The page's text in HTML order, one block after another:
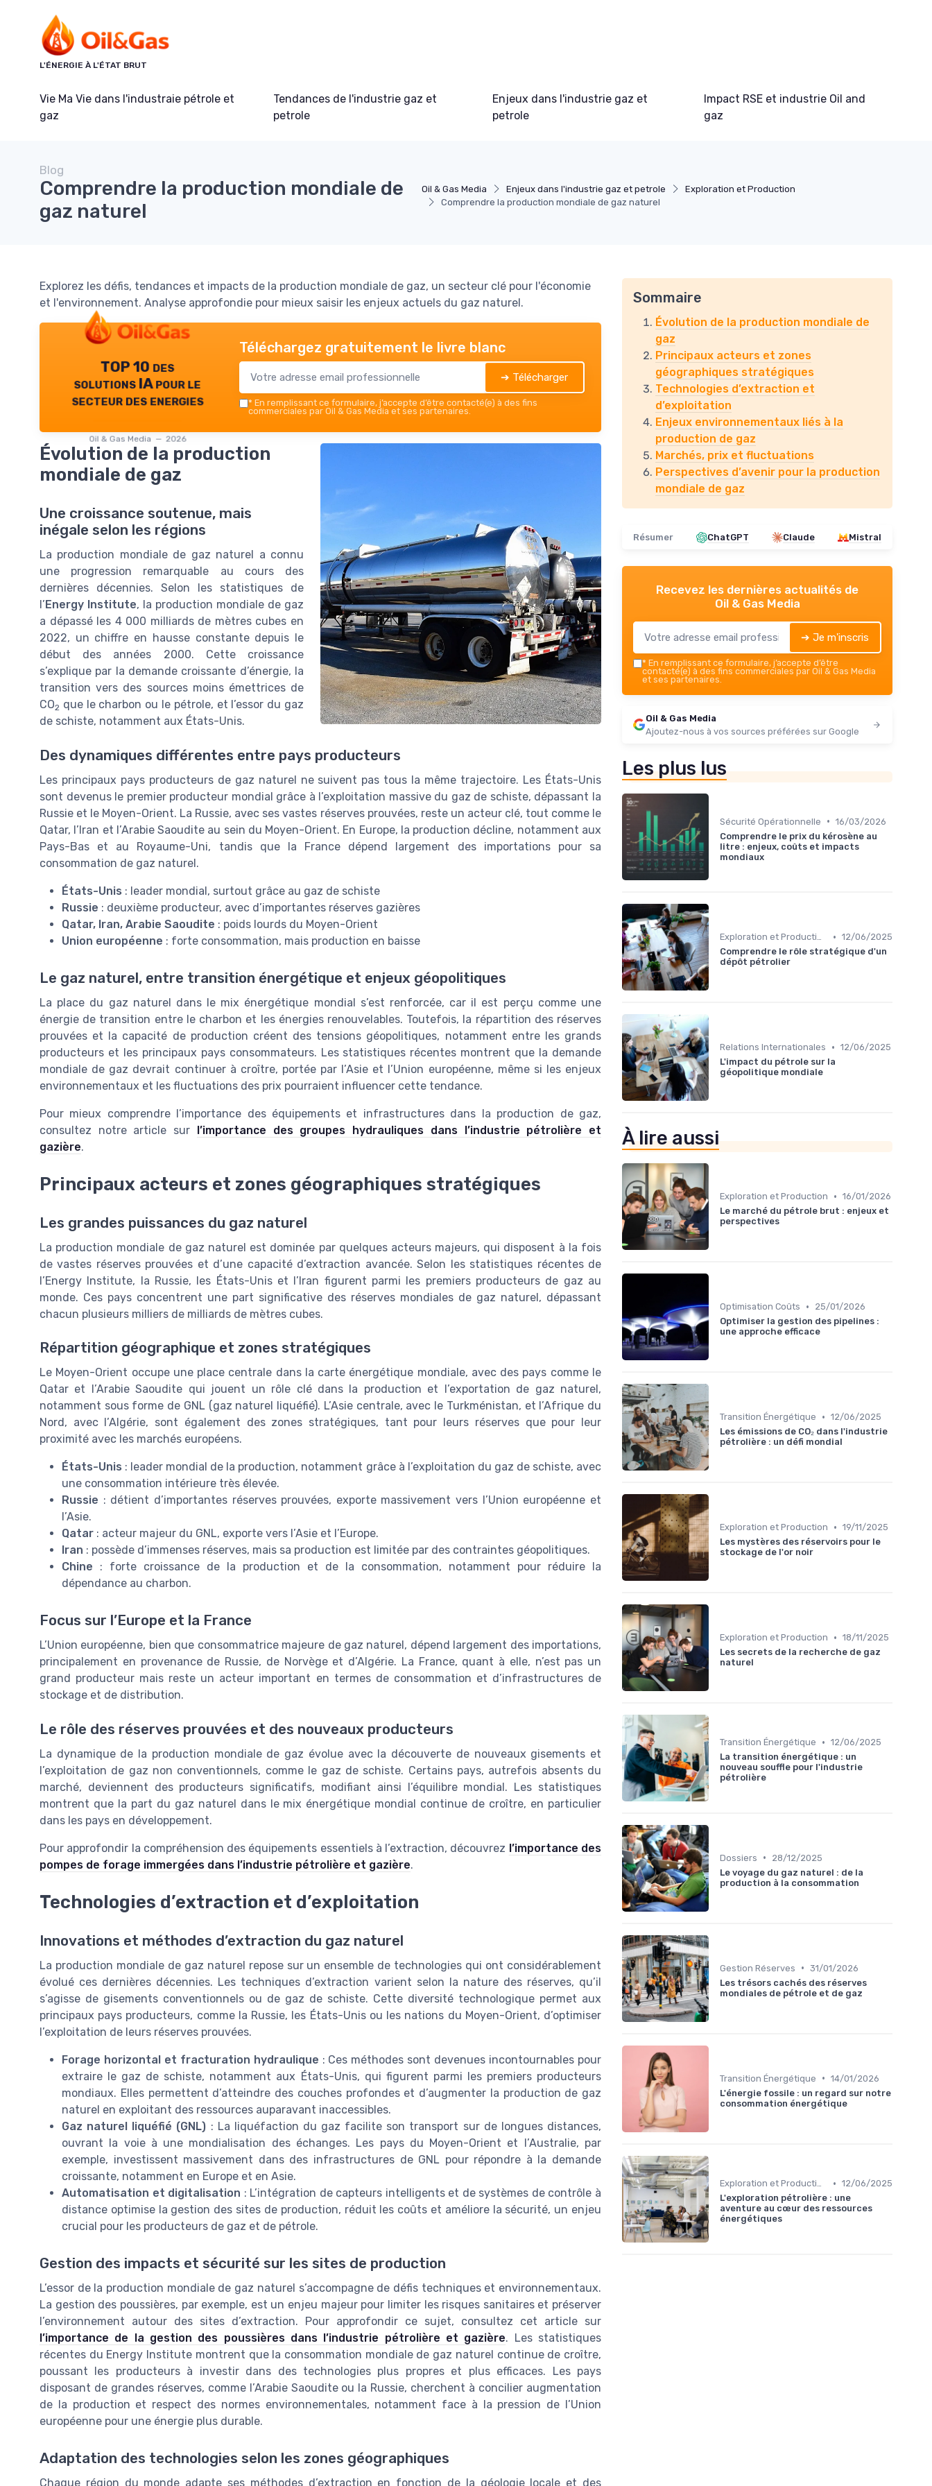
L'ÉNERGIE À L'ÉTAT BRUT
Vie Ma Vie dans l'industraie pétrole et
gaz
Tendances de l'industrie gaz et
petrole
Enjeux dans l'industrie gaz et
petrole
Impact RSE et industrie Oil and
gaz
Oil & Gas Media Enjeux dans l'industrie gaz et petrole
Exploration et Production
Comprendre la production mondiale de gaz naturel
Blog
Comprendre la production mondiale de
gaz naturel
Explorez les défis, tendances et impacts de la production mondiale de gaz, un secteur clé pour l'économie
et l'environnement. Analyse approfondie pour mieux saisir les enjeux actuels du gaz naturel.
TOP 10 des
solutions IA pour le
secteur des energies
Oil & Gas Media — 2026
Téléchargez gratuitement le livre blanc
➔ Télécharger
* En remplissant ce formulaire, j’accepte d’être contacté(e) à des fins
commerciales par Oil & Gas Media et ses partenaires.
Évolution de la production
mondiale de gaz
Une croissance soutenue, mais
inégale selon les régions
La production mondiale de gaz naturel a connu
une progression remarquable au cours des
dernières décennies. Selon les statistiques de
l’ Energy Institute, la production mondiale de gaz
a dépassé les 4 000 milliards de mètres cubes en
2022, un chiffre en hausse constante depuis le
début des années 2000. Cette croissance
s’explique par la demande croissante d’énergie, la
transition vers des sources moins émettrices de
CO2 que le charbon ou le pétrole, et l’essor du gaz
de schiste, notamment aux États-Unis.
Des dynamiques différentes entre pays producteurs
Les principaux pays producteurs de gaz naturel ne suivent pas tous la même trajectoire. Les États-Unis
sont devenus le premier producteur mondial grâce à l’exploitation massive du gaz de schiste, dépassant la
Russie et le Moyen-Orient. La Russie, avec ses vastes réserves prouvées, reste un acteur clé, tout comme le
Qatar, l’Iran et l’Arabie Saoudite au sein du Moyen-Orient. En Europe, la production décline, notamment aux
Pays-Bas et au Royaume-Uni, tandis que la France dépend largement des importations pour sa
consommation de gaz naturel.
États-Unis : leader mondial, surtout grâce au gaz de schiste
Russie : deuxième producteur, avec d’importantes réserves gazières
Qatar, Iran, Arabie Saoudite : poids lourds du Moyen-Orient
Union européenne : forte consommation, mais production en baisse
Le gaz naturel, entre transition énergétique et enjeux géopolitiques
La place du gaz naturel dans le mix énergétique mondial s’est renforcée, car il est perçu comme une
énergie de transition entre le charbon et les énergies renouvelables. Toutefois, la répartition des réserves
prouvées et la capacité de production créent des tensions géopolitiques, notamment entre les grands
producteurs et les principaux pays consommateurs. Les statistiques récentes montrent que la demande
mondiale de gaz devrait continuer à croître, portée par l’Asie et l’Union européenne, même si les enjeux
environnementaux et les fluctuations des prix pourraient influencer cette tendance.
Pour mieux comprendre l’importance des équipements et infrastructures dans la production de gaz,
consultez notre article sur l’importance des groupes hydrauliques dans l’industrie pétrolière et
gazière.
Principaux acteurs et zones géographiques stratégiques
Les grandes puissances du gaz naturel
La production mondiale de gaz naturel est dominée par quelques acteurs majeurs, qui disposent à la fois
de vastes réserves prouvées et d’une capacité d’extraction avancée. Selon les statistiques récentes de
l’Energy Institute, la Russie, les États-Unis et l’Iran figurent parmi les premiers producteurs de gaz au
monde. Ces pays concentrent une part significative des réserves mondiales de gaz naturel, dépassant
chacun plusieurs milliers de milliards de mètres cubes.
Répartition géographique et zones stratégiques
Le Moyen-Orient occupe une place centrale dans la carte énergétique mondiale, avec des pays comme le
Qatar et l’Arabie Saoudite qui jouent un rôle clé dans la production et l’exportation de gaz naturel,
notamment sous forme de GNL (gaz naturel liquéfié). L’Asie centrale, avec le Turkménistan, et l’Afrique du
Nord, avec l’Algérie, sont également des zones stratégiques, tant pour leurs réserves que pour leur
proximité avec les marchés européens.
États-Unis : leader mondial de la production, notamment grâce à l’exploitation du gaz de schiste, avec
une consommation intérieure très élevée.
Russie : détient d’importantes réserves prouvées, exporte massivement vers l’Union européenne et
l’Asie.
Qatar : acteur majeur du GNL, exporte vers l’Asie et l’Europe.
Iran : possède d’immenses réserves, mais sa production est limitée par des contraintes géopolitiques.
Chine : forte croissance de la production et de la consommation, notamment pour réduire la
dépendance au charbon.
Focus sur l’Europe et la France
L’Union européenne, bien que consommatrice majeure de gaz naturel, dépend largement des importations,
principalement en provenance de Russie, de Norvège et d’Algérie. La France, quant à elle, n’est pas un
grand producteur mais reste un acteur important en termes de consommation et d’infrastructures de
stockage et de distribution.
Le rôle des réserves prouvées et des nouveaux producteurs
La dynamique de la production mondiale de gaz évolue avec la découverte de nouveaux gisements et
l’exploitation de gaz non conventionnels, comme le gaz de schiste. Certains pays, autrefois absents du
marché, deviennent des producteurs significatifs, modifiant ainsi l’équilibre mondial. Les statistiques
montrent que la part du gaz naturel dans le mix énergétique mondial continue de croître, en particulier
dans les pays en développement.
Pour approfondir la compréhension des équipements essentiels à l’extraction, découvrez l’importance des
pompes de forage immergées dans l’industrie pétrolière et gazière.
Technologies d’extraction et d’exploitation
Innovations et méthodes d’extraction du gaz naturel
La production mondiale de gaz naturel repose sur un ensemble de technologies qui ont considérablement
évolué ces dernières décennies. Les techniques d’extraction varient selon la nature des réserves, qu’il
s’agisse de gisements conventionnels ou de gaz de schiste. Cette diversité technologique permet aux
principaux pays producteurs, comme la Russie, les États-Unis ou les nations du Moyen-Orient, d’optimiser
l’exploitation de leurs réserves prouvées.
Forage horizontal et fracturation hydraulique : Ces méthodes sont devenues incontournables pour
extraire le gaz de schiste, notamment aux États-Unis, qui figurent parmi les premiers producteurs
mondiaux. Elles permettent d’atteindre des couches profondes et d’augmenter la production de gaz
naturel en exploitant des ressources auparavant inaccessibles.
Gaz naturel liquéfié (GNL) : La liquéfaction du gaz facilite son transport sur de longues distances,
ouvrant la voie à une mondialisation des échanges. Les pays du Moyen-Orient et l’Australie, par
exemple, investissent massivement dans des infrastructures de GNL pour répondre à la demande
croissante, notamment en Europe et en Asie.
Automatisation et digitalisation : L’intégration de capteurs intelligents et de systèmes de contrôle à
distance optimise la gestion des sites de production, réduit les coûts et améliore la sécurité, un enjeu
crucial pour les producteurs de gaz et de pétrole.
Gestion des impacts et sécurité sur les sites de production
L’essor de la production mondiale de gaz naturel s’accompagne de défis techniques et environnementaux.
La gestion des poussières, par exemple, est un enjeu majeur pour limiter les risques sanitaires et préserver
l’environnement autour des sites d’extraction. Pour approfondir ce sujet, consultez cet article sur
l’importance de la gestion des poussières dans l’industrie pétrolière et gazière. Les statistiques
récentes du Energy Institute montrent que la consommation mondiale de gaz naturel continue de croître,
poussant les producteurs à investir dans des technologies plus propres et plus efficaces. Les pays
disposant de grandes réserves, comme l’Arabie Saoudite ou la Russie, cherchent à concilier augmentation
de la production et respect des normes environnementales, notamment face à la pression de l’Union
européenne pour une énergie plus durable.
Adaptation des technologies selon les zones géographiques
Chaque région du monde adapte ses méthodes d’extraction en fonction de la géologie locale et des
Sommaire
Évolution de la production mondiale de
gaz
Principaux acteurs et zones
géographiques stratégiques
Technologies d’extraction et
d’exploitation
Enjeux environnementaux liés à la
production de gaz
Marchés, prix et fluctuations
Perspectives d’avenir pour la production
mondiale de gaz
Résumer ChatGPT Claude Mistral
Recevez les dernières actualités de
Oil & Gas Media
➔ Je m'inscris
* En remplissant ce formulaire, j’accepte d’être
contacté(e) à des fins commerciales par Oil & Gas Media
et ses partenaires.
Oil & Gas Media
Ajoutez-nous à vos sources préférées sur Google
Les plus lus
Sécurité Opérationnelle • 16/03/2026
Comprendre le prix du kérosène au
litre : enjeux, coûts et impacts
mondiaux
Exploration et Production • 12/06/2025
Comprendre le rôle stratégique d'un
dépôt pétrolier
Relations Internationales • 12/06/2025
L'impact du pétrole sur la
géopolitique mondiale
À lire aussi
Exploration et Production • 16/01/2026
Le marché du pétrole brut : enjeux et
perspectives
Optimisation Coûts •
25/01/2026
Optimiser la gestion des pipelines :
une approche efficace
Transition Énergétique • 12/06/2025
Les émissions de CO₂ dans l'industrie
pétrolière : un défi mondial
Exploration et Production • 19/11/2025
Les mystères des réservoirs pour le
stockage de l'or noir
Exploration et Production • 18/11/2025
Les secrets de la recherche de gaz
naturel
Transition Énergétique • 12/06/2025
La transition énergétique : un
nouveau souffle pour l'industrie
pétrolière
Dossiers •
28/12/2025
Le voyage du gaz naturel : de la
production à la consommation
Gestion Réserves • 31/01/2026
Les trésors cachés des réserves
mondiales de pétrole et de gaz
Transition Énergétique • 14/01/2026
L'énergie fossile : un regard sur notre
consommation énergétique
Exploration et Production • 12/06/2025
L'exploration pétrolière : une
aventure au cœur des ressources
énergétiques